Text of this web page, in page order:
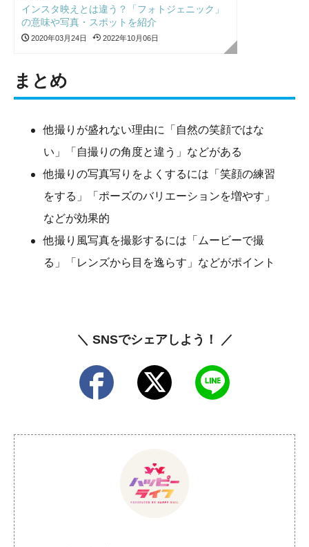
インスタ映えとは違う？「フォトジェニック」
の意味や写真・スポットを紹介
2020年03月24日 2022年10月06日
まとめ
他撮りが盛れない理由に「自然の笑顔ではな
い」「自撮りの角度と違う」などがある
他撮りの写真写りをよくするには「笑顔の練習
をする」「ポーズのバリエーションを増やす」
などが効果的
他撮り風写真を撮影するには「ムービーで撮
る」「レンズから目を逸らす」などがポイント
＼ SNSでシェアしよう！ ／